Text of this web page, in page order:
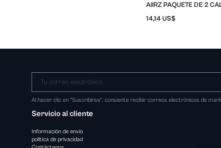
AIIRZ PAQUETE DE 2
MALLA DE ENCAJE Y
PARA MUJER
14,14 US$
Tu correo electrónico
Al hacer clic en "Suscribirse", consiente recibir correos electrónicos de
Servicio al cliente
Información de envío
política de privacidad